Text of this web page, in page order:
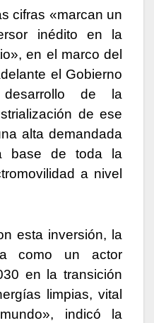
cifras «marcan un
inédito en la
en el marco del
el Gobierno
de la
de ese
alta demandada
base de toda la
a nivel
esta inversión, la
como un actor
en la transición
limpias, vital
indicó la